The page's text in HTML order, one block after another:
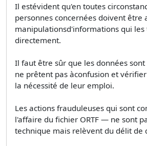
Il estévident qu'en toutes
personnes concernées doivent être
manipulationsd'informations qui les
directement.
Il faut être sûr que les données sont
ne prêtent pas àconfusion et
la nécessité de leur emploi.
Les actions frauduleuses qui sont
l'affaire du fichier ORTF — ne sont
technique mais relèvent du délit de